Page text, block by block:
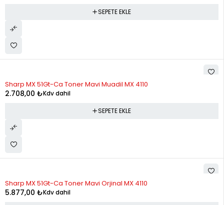
SEPETE EKLE
Sharp MX 51Gt-Ca Toner Mavi Muadil MX 4110
2.708,00 ₺Kdv dahil
SEPETE EKLE
Sharp MX 51Gt-Ca Toner Mavi Orjinal MX 4110
5.877,00 ₺Kdv dahil